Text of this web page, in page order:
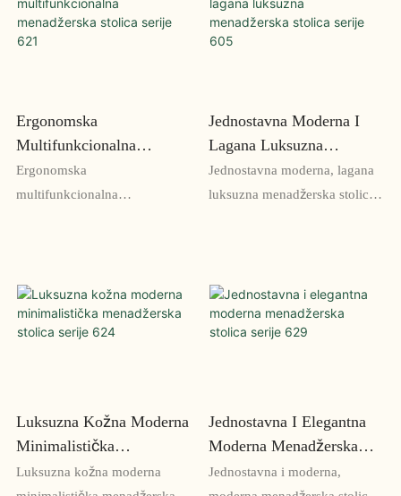
je dodatak svakom životnom
prostoru
sofisticiranošću i stilom
Ergonomska
Multifunkcionalna
Menadžerska Stolica
Serije 621
Ergonomska
multifunkcionalna
visinom i nagibom, te
višestrukim funkcijama za
optimalnu ergonomiju.
stolom i trebaju stolicu visokih
performansi koja može
Jednostavna Moderna I
Lagana Luksuzna
Menadžerska Stolica
Serije 605
Jednostavna moderna, lagana
luksuzna menadžerska stolica
visokokvalitetnom
konstrukcijom, ova stolica
pruža savršen spoj oblika i
Luksuzna Kožna Moderna
Minimalistička
Menadžerska Stolica
Luksuzna kožna moderna
Jednostavna I Elegantna
Moderna Menadžerska
Stolica Serije 629
Jednostavna i moderna,